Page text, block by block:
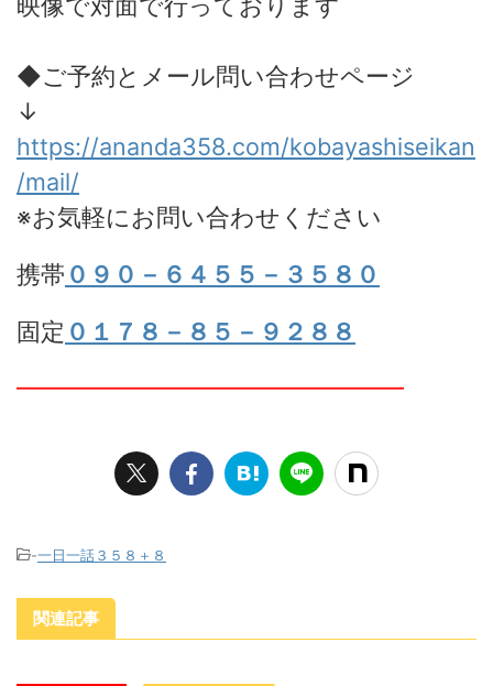
◆ご予約とメール問い合わせページ
↓
https://ananda358.com/kobayashiseikan
/mail/
※お気軽にお問い合わせください
携帯 ０９０－６４５５－３５８０
固定 ０１７８－８５－９２８８
━━━━━━━━━━━━━━━━
-一日一話３５８＋８
関連記事